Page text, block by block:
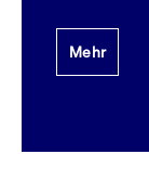
Mehr